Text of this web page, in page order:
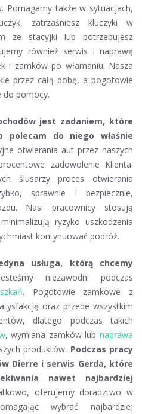
Pomagamy także w sytuacjach,
zatrzaśniesz kluczyki w
ze stacyjki lub potrzebujesz
również serwis i naprawę
i zamków po włamaniu. Nasza
przez całą dobę, a pogotowie
do pomocy.
jest zadaniem, które
polecam do niego właśnie
otwierania aut przez naszych
zadowolenie Klienta.
ślusarzy proces otwierania
sprawnie i bezpiecznie,
Nasi pracownicy stosują
ryzyko uszkodzenia
kontynuować podróż.
usługa, którą chcemy
niezawodni podczas
. Pogotowie zamkowe z
oraz przede wszystkim
dlatego podczas takich
, wymiana zamków lubnaprawa
produktów. Podczas pracy
Dierre i serwis Gerda, które
nawet najbardziej
oferujemy doradztwo w
wybrać najbardziej